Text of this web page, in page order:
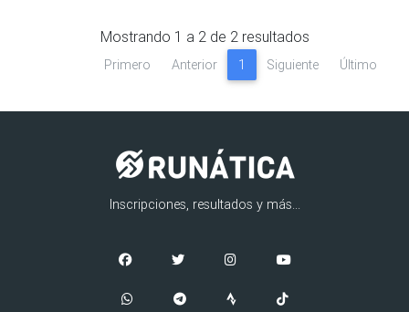
Mostrando 1 a 2 de 2 resultados
Primero Anterior 1 Siguiente Último
Inscripciones, resultados y más...